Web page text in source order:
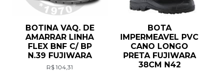
BOTINA VAQ. DE
AMARRAR LINHA
FLEX BNF C/ BP
N.39 FUJIWARA
R$ 104,31
BOTA
IMPERMEAVEL PVC
CANO LONGO
PRETA FUJIWARA
38CM N42